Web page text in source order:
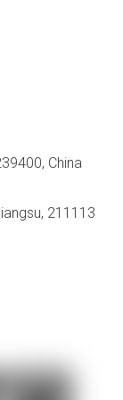
den
China
211113